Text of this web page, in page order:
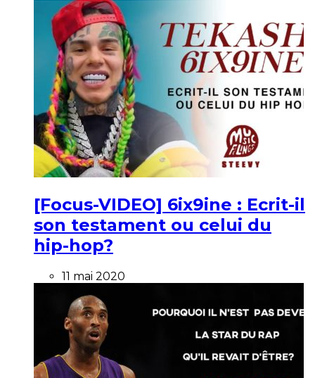
[Focus-VIDEO] 6ix9ine : Ecrit-il
son testament ou celui du
hip-hop?
11 mai 2020